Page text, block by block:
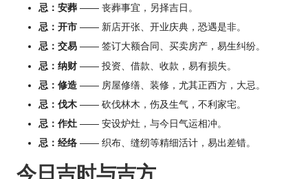
忌：安葬 —— 丧葬事宜，另择吉日。
忌：开市 —— 新店开张、开业庆典，恐遇是非。
忌：交易 —— 签订大额合同、买卖房产，易生纠纷。
忌：纳财 —— 投资、借款、收款，易有损失。
忌：修造 —— 房屋修缮、装修，尤其正西方，大忌。
忌：伐木 —— 砍伐林木，伤及生气，不利家宅。
忌：作灶 —— 安设炉灶，与今日气运相冲。
忌：经络 —— 织布、缝纫等精细活计，易出差错。
今日吉时与吉方